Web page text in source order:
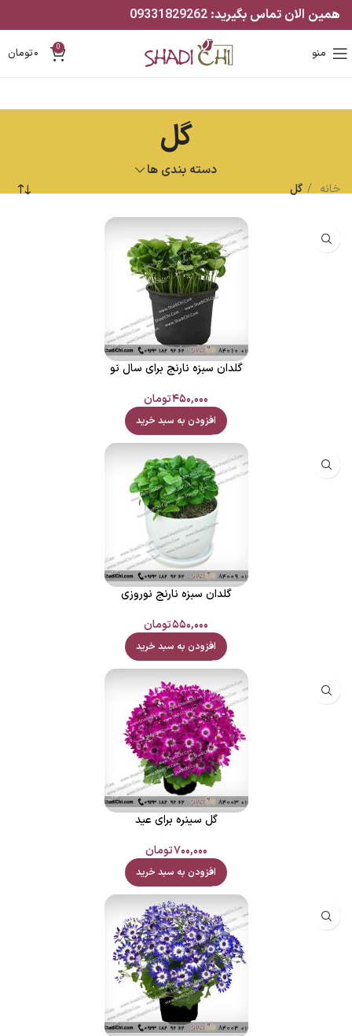
همین الان تماس بگیرید:
منو 0 ۰تومان
گل
دسته بندی ها
خانه گل
گلدان سبزه نارنج برای سال نو
۴۵۰,۰۰۰تومان
افزودن به سبد خرید
گلدان سبزه نارنج نوروزی
۵۵۰,۰۰۰تومان
افزودن به سبد خرید
گل سینره برای عید
۷۰۰,۰۰۰تومان
افزودن به سبد خرید